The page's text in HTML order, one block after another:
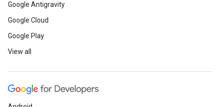
Google Antigravity
Google Cloud
Google Play
View all